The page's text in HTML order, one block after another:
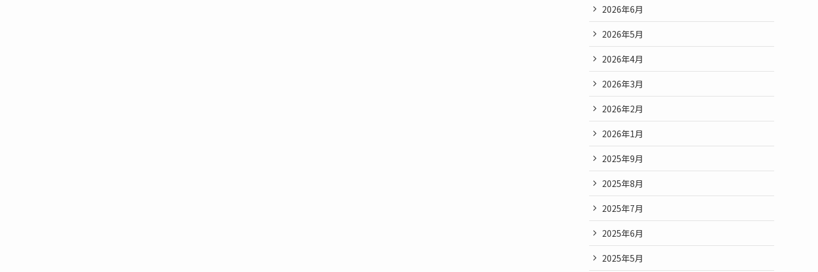
2026年6月
2026年5月
2026年4月
2026年3月
2026年2月
2026年1月
2025年9月
2025年8月
2025年7月
2025年6月
2025年5月